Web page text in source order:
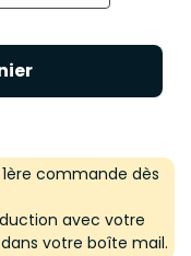
commande dès
avec votre
votre boîte mail.